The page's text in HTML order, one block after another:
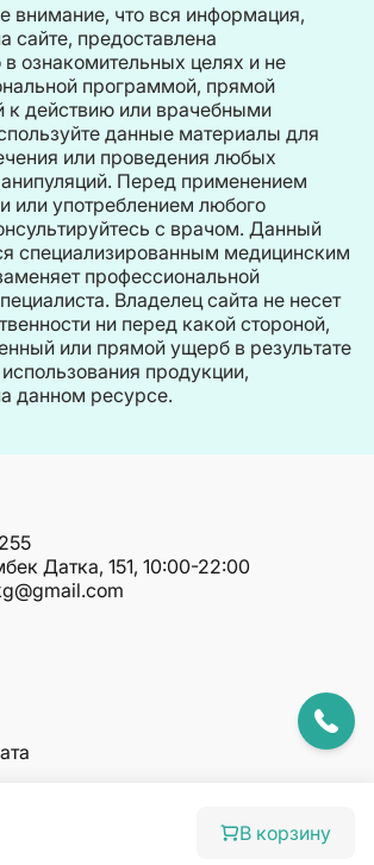
В корзину
что вся информация,
сайте, предоставлена
ознакомительных целях и не
программой, прямой
к действию или врачебными
данные материалы для
или проведения любых
Перед применением
или употреблением любого
с врачом. Данный
специализированным медицинским
профессиональной
Владелец сайта не несет
ни перед какой стороной,
или прямой ущерб в результате
продукции,
данном ресурсе.
Датка, 151, 10:00-22:00
защищены PROVITAMINS 2026